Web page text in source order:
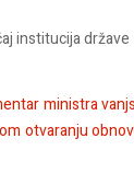
institucija
ministra
otvaranju